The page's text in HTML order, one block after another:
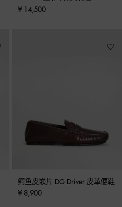
¥ 14,500
鳄鱼皮嵌片 DG Driver 皮革便鞋
¥ 8,900